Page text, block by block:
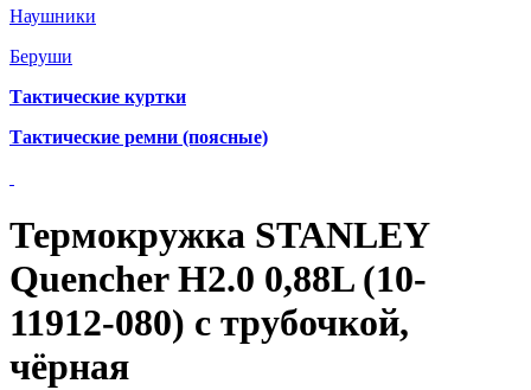
Наушники
Беруши
Тактические куртки
Тактические ремни (поясные)
Термокружка STANLEY
Quencher H2.0 0,88L (10-
11912-080) с трубочкой,
чёрная